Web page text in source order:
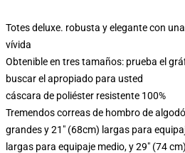
Totes deluxe. robusta y elegante con
vívida
Obtenible en tres tamaños: prueba el
buscar el apropiado para usted
cáscara de poliéster resistente 100%
Tremendos correas de hombro de
grandes y 21" (68cm) largas para
largas para equipaje medio, y 29" (74